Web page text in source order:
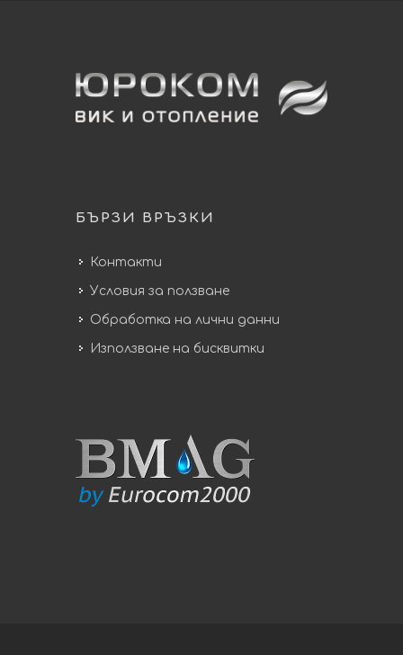
БЪРЗИ ВРЪЗКИ
Контакти
Условия за ползване
Обработка на лични данни
Използване на бисквитки